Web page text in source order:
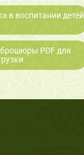
в воспитании детей
PDF для